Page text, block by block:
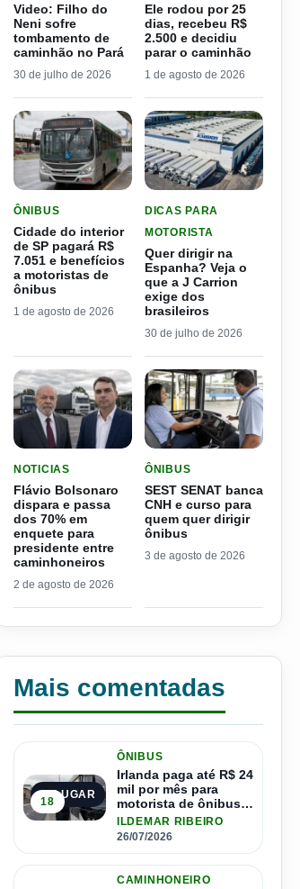
Video: Filho do
Neni sofre
tombamento de
caminhão no Pará
30 de julho de 2026
Ele rodou por 25
dias, recebeu R$
2.500 e decidiu
parar o caminhão
1 de agosto de 2026
ÔNIBUS
Cidade do interior
de SP pagará R$
7.051 e benefícios
a motoristas de
ônibus
1 de agosto de 2026
DICAS PARA
MOTORISTA
Quer dirigir na
Espanha? Veja o
que a J Carrion
exige dos
brasileiros
30 de julho de 2026
NOTICIAS
Flávio Bolsonaro
dispara e passa
dos 70% em
enquete para
presidente entre
caminhoneiros
2 de agosto de 2026
ÔNIBUS
SEST SENAT banca
CNH e curso para
quem quer dirigir
ônibus
3 de agosto de 2026
Mais comentadas
1º LUGAR
18
ÔNIBUS
Irlanda paga até R$ 24
mil por mês para
motorista de ônibus e
pode contratar até
1.500 motoristas
ILDEMAR RIBEIRO
26/07/2026
CAMINHONEIRO